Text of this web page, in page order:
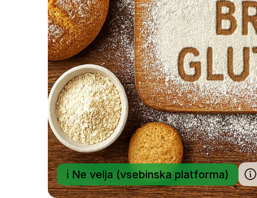
ℹ️ Ne velja (vsebinska platforma)